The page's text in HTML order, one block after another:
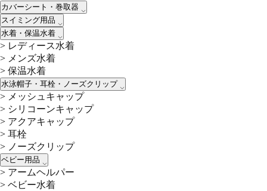
カバーシート・巻取器
スイミング用品
水着・保温水着
> レディース水着
> メンズ水着
> 保温水着
水泳帽子・耳栓・ノーズクリップ
> メッシュキャップ
> シリコーンキャップ
> アクアキャップ
> 耳栓
> ノーズクリップ
ベビー用品
> アームヘルパー
> ベビー水着